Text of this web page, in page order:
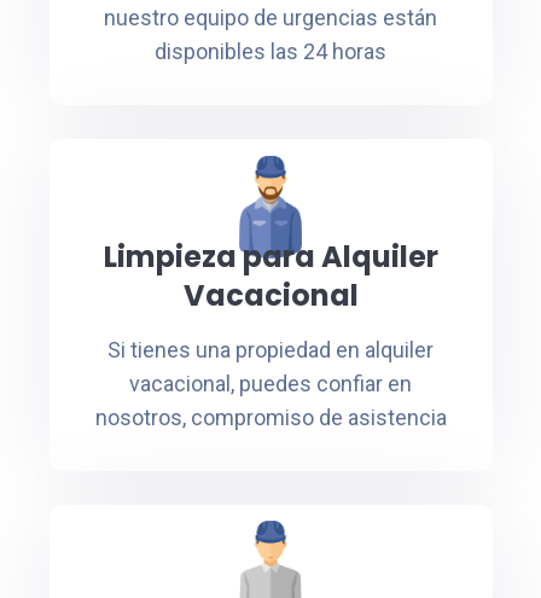
nuestro equipo de urgencias están
disponibles las 24 horas
Limpieza para Alquiler
Vacacional
Si tienes una propiedad en alquiler
vacacional, puedes confiar en
nosotros, compromiso de asistencia